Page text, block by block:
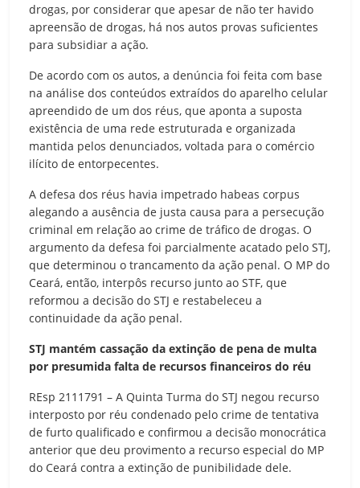
drogas, por considerar que apesar de não ter havido
apreensão de drogas, há nos autos provas suficientes
para subsidiar a ação.
De acordo com os autos, a denúncia foi feita com base
na análise dos conteúdos extraídos do aparelho celular
apreendido de um dos réus, que aponta a suposta
existência de uma rede estruturada e organizada
mantida pelos denunciados, voltada para o comércio
ilícito de entorpecentes.
A defesa dos réus havia impetrado habeas corpus
alegando a ausência de justa causa para a persecução
criminal em relação ao crime de tráfico de drogas. O
argumento da defesa foi parcialmente acatado pelo STJ,
que determinou o trancamento da ação penal. O MP do
Ceará, então, interpôs recurso junto ao STF, que
reformou a decisão do STJ e restabeleceu a
continuidade da ação penal.
STJ mantém cassação da extinção de pena de multa
por presumida falta de recursos financeiros do réu
REsp 2111791 – A Quinta Turma do STJ negou recurso
interposto por réu condenado pelo crime de tentativa
de furto qualificado e confirmou a decisão monocrática
anterior que deu provimento a recurso especial do MP
do Ceará contra a extinção de punibilidade dele.